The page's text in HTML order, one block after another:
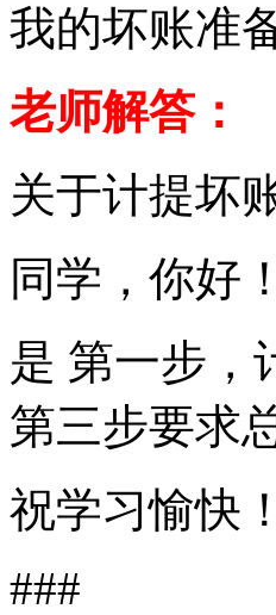
我的坏账准
老师解答：
关于计提坏
同学，你好！
是 第一步，
第三步要求
祝学习愉快！
###